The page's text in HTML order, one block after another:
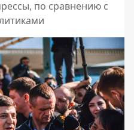
по сравнению с